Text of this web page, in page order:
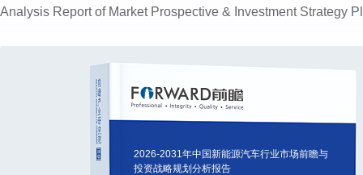
Analysis Report of Market Prospective & Investment Strategy
2026-2031年中国新能源汽车行业市场前瞻与
投资战略规划分析报告